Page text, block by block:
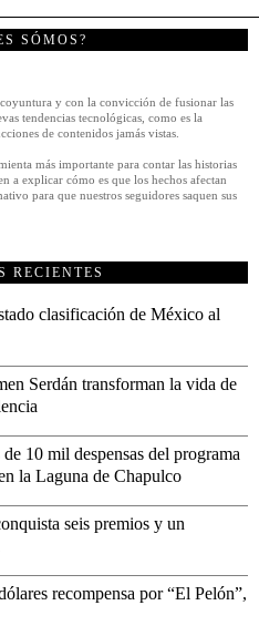
SÓMOS?
coyuntura y con la convicción de fusionar las
tendencias tecnológicas, como es la
de contenidos jamás vistas.
más importante para contar las historias
a explicar cómo es que los hechos afectan
para que nuestros seguidores saquen sus
RECIENTES
clasificación de México al
Serdán transforman la vida de
10 mil despensas del programa
la Laguna de Chapulco
seis premios y un
recompensa por “El Pelón”,